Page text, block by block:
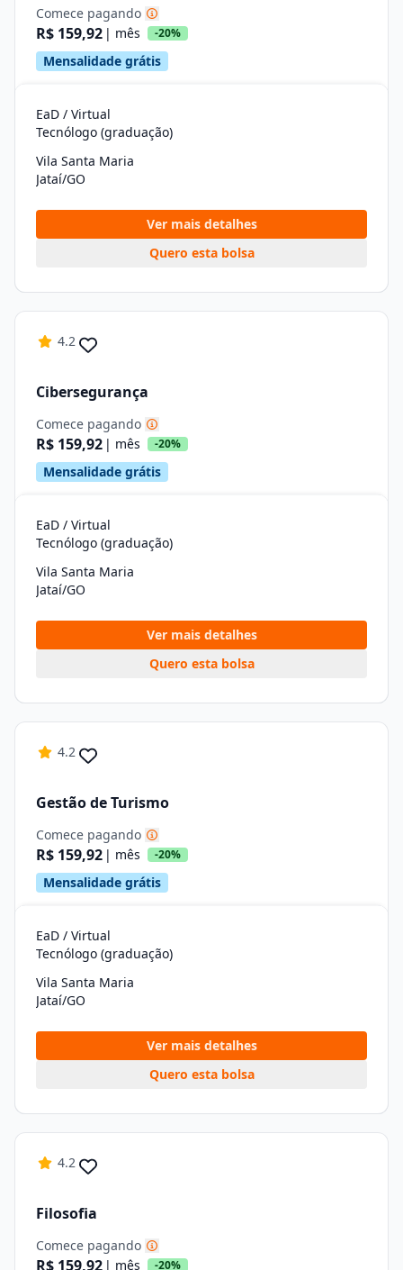
Comece pagando
R$ 159,92 | mês -20%
Mensalidade grátis
EaD / Virtual
Tecnólogo (graduação)
Vila Santa Maria
Jataí/GO
Ver mais detalhes
Quero esta bolsa
4.2
Cibersegurança
Comece pagando
R$ 159,92 | mês -20%
Mensalidade grátis
EaD / Virtual
Tecnólogo (graduação)
Vila Santa Maria
Jataí/GO
Ver mais detalhes
Quero esta bolsa
4.2
Gestão de Turismo
Comece pagando
R$ 159,92 | mês -20%
Mensalidade grátis
EaD / Virtual
Tecnólogo (graduação)
Vila Santa Maria
Jataí/GO
Ver mais detalhes
Quero esta bolsa
4.2
Filosofia
Comece pagando
R$ 159,92 | mês -20%